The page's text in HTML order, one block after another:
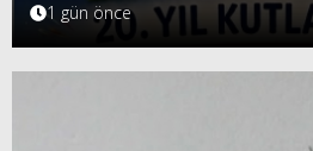
1 gün önce